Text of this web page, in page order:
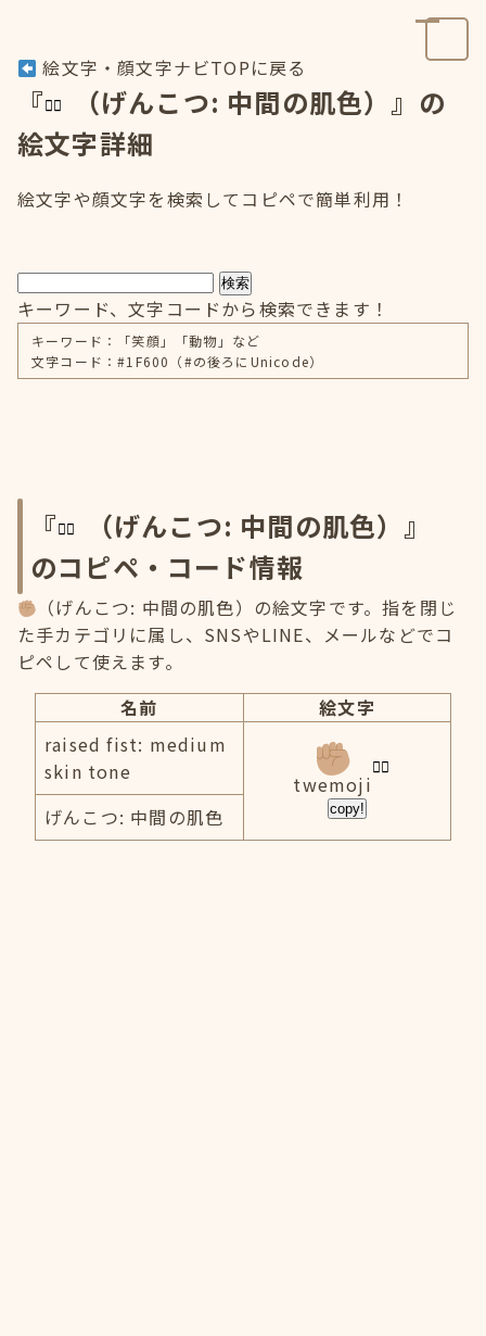
絵文字・顔文字ナビTOPに戻る
『
（げんこつ: 中間の肌色）』の
絵文字詳細
絵文字や顔文字を検索してコピペで簡単利用！
検索
キーワード、文字コードから検索できます！
キーワード：「笑顔」「動物」など
文字コード：#1F600（#の後ろにUnicode）
『
（げんこつ: 中間の肌色）』
のコピペ・コード情報
（げんこつ: 中間の肌色）の絵文字です。指を閉じ
た手カテゴリに属し、SNSやLINE、メールなどでコ
ピペして使えます。
名前
絵文字
raised fist: medium
skin tone
twemoji
copy!
げんこつ: 中間の肌色